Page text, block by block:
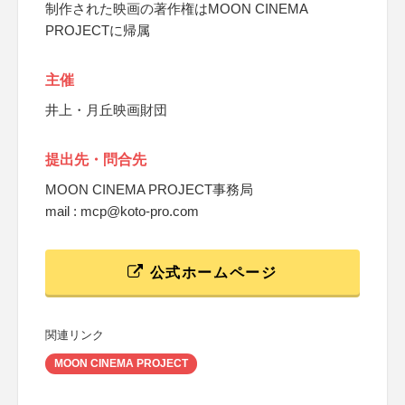
制作された映画の著作権はMOON CINEMA
PROJECTに帰属
主催
井上・月丘映画財団
提出先・問合先
MOON CINEMA PROJECT事務局
mail : mcp@koto-pro.com
公式ホームページ
関連リンク
MOON CINEMA PROJECT